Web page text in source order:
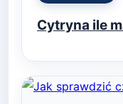
Cytryna ile